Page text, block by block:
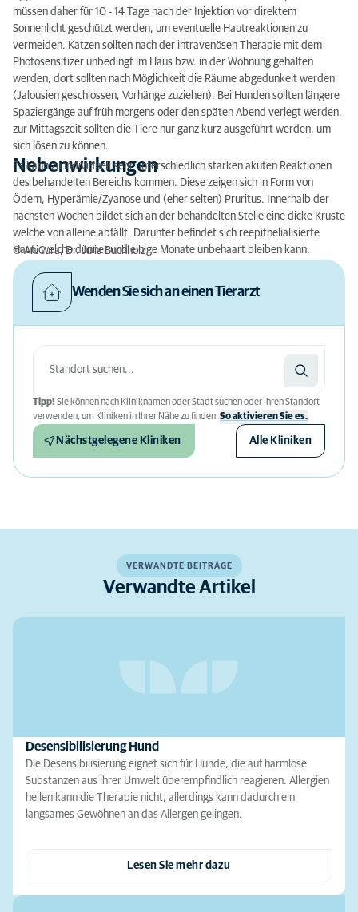
müssen daher für 10 - 14 Tage nach der Injektion vor direktem
Sonnenlicht geschützt werden, um eventuelle Hautreaktionen zu
vermeiden. Katzen sollten nach der intravenösen Therapie mit dem
Photosensitizer unbedingt im Haus bzw. in der Wohnung gehalten
werden, dort sollten nach Möglichkeit die Räume abgedunkelt werden
(Jalousien geschlossen, Vorhänge zuziehen). Bei Hunden sollten längere
Spaziergänge auf früh morgens oder den späten Abend verlegt werden,
zur Mittagszeit sollten die Tiere nur ganz kurz ausgeführt werden, um
sich lösen zu können.
Nebenwirkungen
Es kann zu individuell sehr unterschiedlich starken akuten Reaktionen
des behandelten Bereichs kommen. Diese zeigen sich in Form von
Ödem, Hyperämie/Zyanose und (eher selten) Pruritus. Innerhalb der
nächsten Wochen bildet sich an der behandelten Stelle eine dicke Kruste
welche von alleine abfällt. Darunter befindet sich reepithelialisierte
Haut, welche dünner und einige Monate unbehaart bleiben kann.
© AniCura, Dr. Julia Buchholz
Wenden Sie sich an einen Tierarzt
Tipp! Sie können nach Kliniknamen oder Stadt suchen oder Ihren Standort
verwenden, um Kliniken in Ihrer Nähe zu finden. So aktivieren Sie es.
Nächstgelegene Kliniken Alle Kliniken
VERWANDTE BEITRÄGE
Verwandte Artikel
Desensibilisierung Hund
Die Desensibilisierung eignet sich für Hunde, die auf harmlose
Substanzen aus ihrer Umwelt überempfindlich reagieren. Allergien
heilen kann die Therapie nicht, allerdings kann dadurch ein
langsames Gewöhnen an das Allergen gelingen.
Lesen Sie mehr dazu